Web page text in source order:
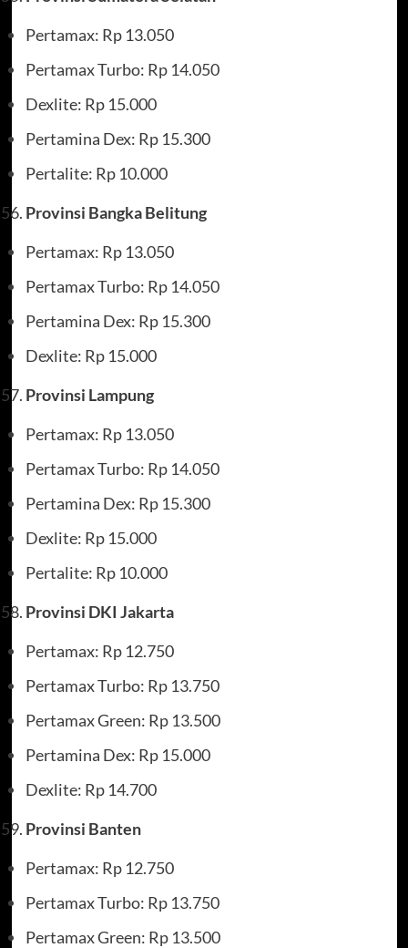
Pertamax: Rp 13.050
Pertamax Turbo: Rp 14.050
Dexlite: Rp 15.000
Pertamina Dex: Rp 15.300
Pertalite: Rp 10.000
Provinsi Bangka Belitung
Pertamax: Rp 13.050
Pertamax Turbo: Rp 14.050
Pertamina Dex: Rp 15.300
Dexlite: Rp 15.000
Provinsi Lampung
Pertamax: Rp 13.050
Pertamax Turbo: Rp 14.050
Pertamina Dex: Rp 15.300
Dexlite: Rp 15.000
Pertalite: Rp 10.000
Provinsi DKI Jakarta
Pertamax: Rp 12.750
Pertamax Turbo: Rp 13.750
Pertamax Green: Rp 13.500
Pertamina Dex: Rp 15.000
Dexlite: Rp 14.700
Provinsi Banten
Pertamax: Rp 12.750
Pertamax Turbo: Rp 13.750
Pertamax Green: Rp 13.500